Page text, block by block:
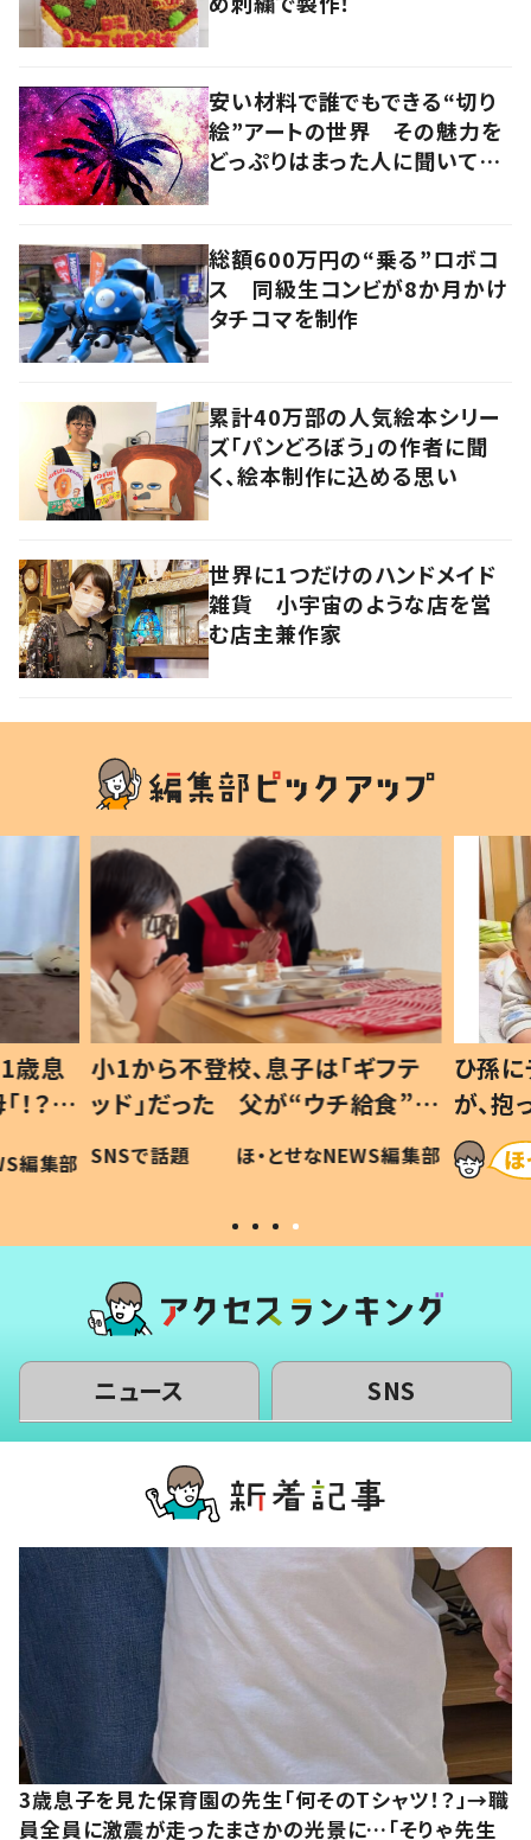
安い材料で誰でもできる“切り
絵”アートの世界 その魅力を
どっぷりはまった人に聞いてみ
総額600万円の“乗る”ロボコ
ス 同級生コンビが8か月かけ
タチコマを制作
累計40万部の人気絵本シリー
ズ「パンどろぼう」の作者に聞
く、絵本制作に込める思い
世界に1つだけのハンドメイド
雑貨 小宇宙のような店を営
む店主兼作家
歳息
？」
編集部
小1から不登校、息子は「ギフテ
ッド」だった 父が“ウチ給食”を
作り続ける理由とは #令和の親
#令和の子
SNSで話題 ほ・とせなNEWS編集部
ひ孫
が、
「涙が
い」
ニュース SNS
3歳息子を見た保育園の先生「何そのTシャツ！？」→職
員全員に激震が走ったまさかの光景に…「そりゃ先生